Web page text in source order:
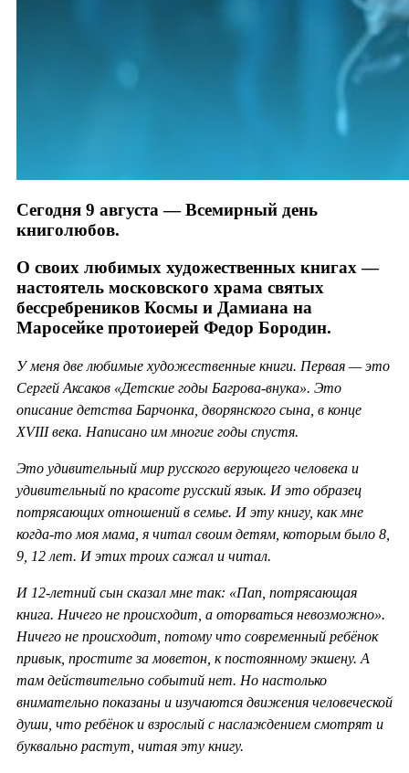
Сегодня 9 августа — Всемирный день
книголюбов.
О своих любимых художественных книгах —
настоятель московского храма святых
бессребреников Космы и Дамиана на
Маросейке протоиерей Федор Бородин.
У меня две любимые художественные книги. Первая — это
Сергей Аксаков «Детские годы Багрова-внука». Это
описание детства Барчонка, дворянского сына, в конце
XVIII века. Написано им многие годы спустя.
Это удивительный мир русского верующего человека и
удивительный по красоте русский язык. И это образец
потрясающих отношений в семье. И эту книгу, как мне
когда-то моя мама, я читал своим детям, которым было 8,
9, 12 лет. И этих троих сажал и читал.
И 12-летний сын сказал мне так: «Пап, потрясающая
книга. Ничего не происходит, а оторваться невозможно».
Ничего не происходит, потому что современный ребёнок
привык, простите за моветон, к постоянному экшену. А
там действительно событий нет. Но настолько
внимательно показаны и изучаются движения человеческой
души, что ребёнок и взрослый с наслаждением смотрят и
буквально растут, читая эту книгу.